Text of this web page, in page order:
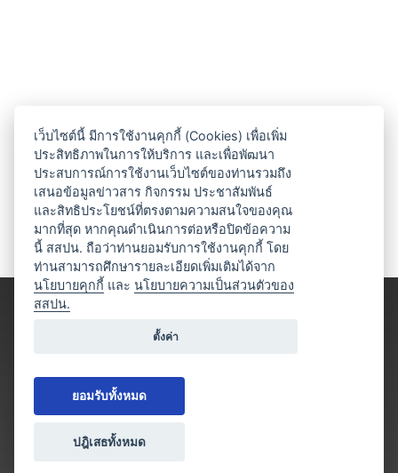
เว็บไซต์นี้ มีการใช้งานคุกกี้ (Cookies) เพื่อเพิ่ม
ประสิทธิภาพในการให้บริการ และเพื่อพัฒนา
ประสบการณ์การใช้งานเว็บไซต์ของท่านรวมถึง
เสนอข้อมูลข่าวสาร กิจกรรม ประชาสัมพันธ์
และสิทธิประโยชน์ที่ตรงตามความสนใจของคุณ
มากที่สุด หากคุณดำเนินการต่อหรือปิดข้อความ
นี้ สสปน. ถือว่าท่านยอมรับการใช้งานคุกกี้ โดย
ท่านสามารถศึกษารายละเอียดเพิ่มเติมได้จาก
นโยบายคุกกี้ และนโยบายความเป็นส่วนตัวของ
สสปน.
ตั้งค่า
ยอมรับทั้งหมด
ปฎิเสธทั้งหมด